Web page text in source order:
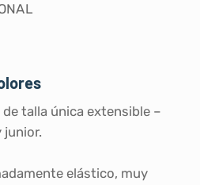
talla única extensible –
junior.
elástico, muy